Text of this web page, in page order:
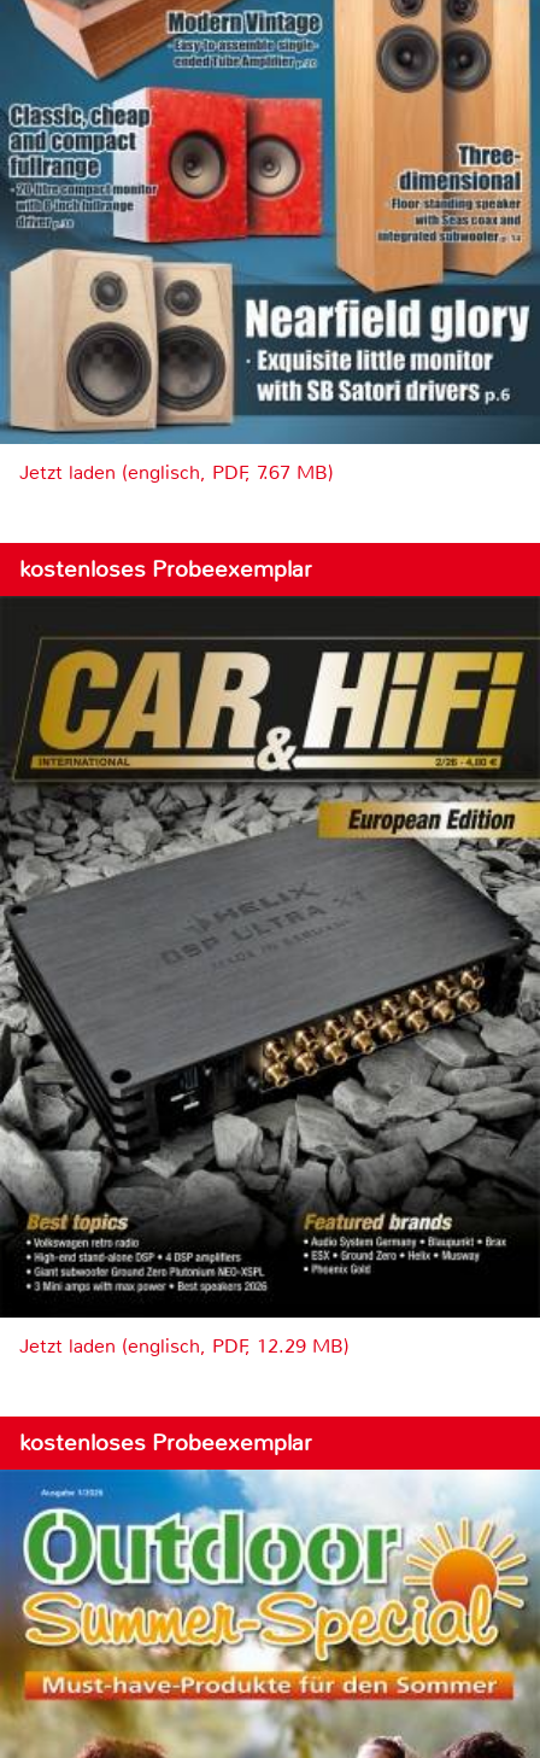
Jetzt laden (englisch, PDF, 7.67 MB)
kostenloses Probeexemplar
Jetzt laden (englisch, PDF, 12.29 MB)
kostenloses Probeexemplar